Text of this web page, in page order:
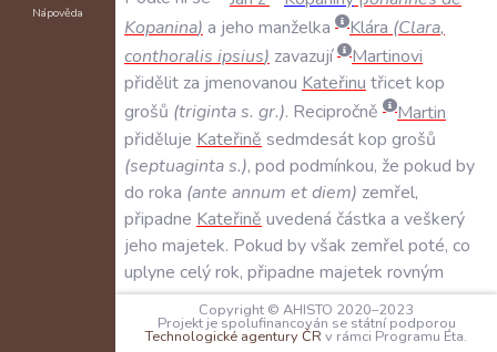
Nápověda
Kopanina) a jeho manželka Klára (Clara,
conthoralis ipsius) zavazují
Martinovi
přidělit za jmenovanou Kateřinu třicetkop
grošů (trigintas. gr.). Recipročně
Martin
přiděluje Kateřině sedmdesátkop grošů
(septuagintas.), pod podmínkou, že pokud by
do roka (ante annum etdiem) zemřel,
připadne Kateřině uvedená částka a veškerý
jeho majetek. Pokud byvšak zemřelpoté, co
uplyne celýrok, připadne majetek rovným
dílemKateřině,dětem,kterébyspoluměli,a
jeho synu Vavřinci(Laurencionunccupato
Copyright © AHISTO 2020–2023
Projekt je spolufinancován se státní podporou
Technologické agentury ČR v rámci Programu Éta.